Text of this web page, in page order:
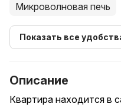
Микроволновая печь
Показать все
Описание
Квартира находится в